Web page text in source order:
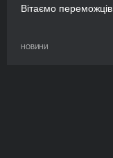
Вітаємо
НОВИНИ